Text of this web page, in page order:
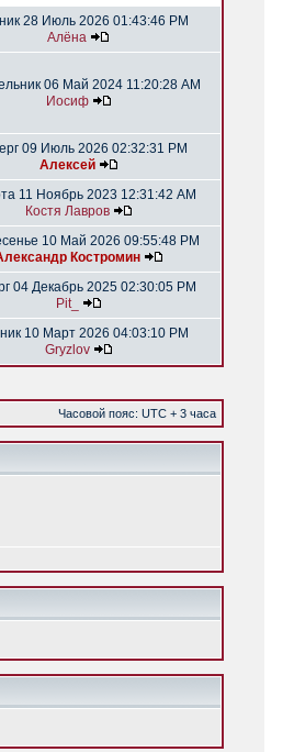
28 Июль 2026 01:43:46 PM
Алёна
06 Май 2024 11:20:28 AM
Иосиф
09 Июль 2026 02:32:31 PM
Алексей
11 Ноябрь 2023 12:31:42 AM
Костя Лавров
10 Май 2026 09:55:48 PM
Костромин
04 Декабрь 2025 02:30:05 PM
Pit_
10 Март 2026 04:03:10 PM
Gryzlov
Часовой пояс: UTC + 3 часа